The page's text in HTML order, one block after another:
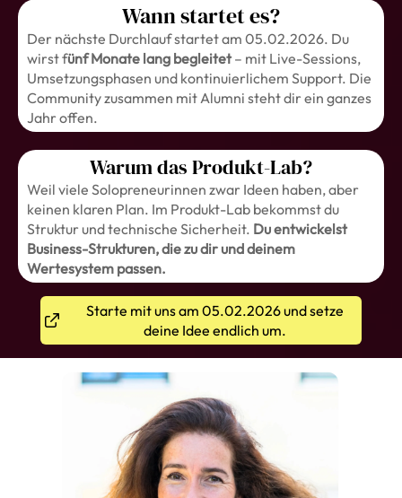
Wann startet es?
Der nächste Durchlauf startet am 05.02.2026. Du
wirst fünf Monate lang begleitet– mit Live-Sessions,
Umsetzungsphasen und kontinuierlichem Support. Die
Community zusammen mit Alumni steht dir ein ganzes
Jahr offen.
Warum das Produkt-Lab?
Weil viele Solopreneurinnen zwar Ideen haben, aber
keinen klaren Plan. Im Produkt-Lab bekommst du
Struktur und technische Sicherheit. Du entwickelst
Business-Strukturen, die zu dir und deinem
Wertesystem passen.
Starte mit uns am 05.02.2026 und setze
deine Idee endlich um.